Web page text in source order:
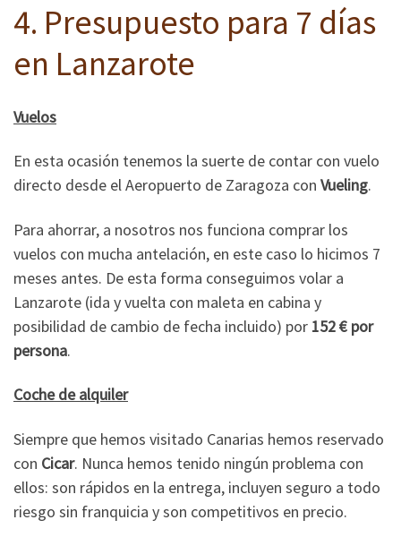
4. Presupuesto para 7 días
en Lanzarote
Vuelos
En esta ocasión tenemos la suerte de contar con vuelo
directo desde el Aeropuerto de Zaragoza con Vueling.
Para ahorrar, a nosotros nos funciona comprar los
vuelos con mucha antelación, en este caso lo hicimos 7
meses antes. De esta forma conseguimos volar a
Lanzarote (ida y vuelta con maleta en cabina y
posibilidad de cambio de fecha incluido) por 152 € por
persona.
Coche de alquiler
Siempre que hemos visitado Canarias hemos reservado
con Cicar. Nunca hemos tenido ningún problema con
ellos: son rápidos en la entrega, incluyen seguro a todo
riesgo sin franquicia y son competitivos en precio.